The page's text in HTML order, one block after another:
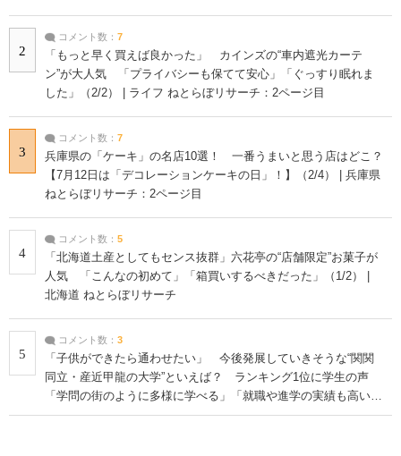
2
コメント数： 7
「もっと早く買えば良かった」 カインズの“車内遮光カーテ
ン”が大人気 「プライバシーも保てて安心」「ぐっすり眠れま
した」（2/2） | ライフ ねとらぼリサーチ：2ページ目
3
コメント数： 7
兵庫県の「ケーキ」の名店10選！ 一番うまいと思う店はどこ？
【7月12日は「デコレーションケーキの日」！】（2/4） | 兵庫県
ねとらぼリサーチ：2ページ目
4
コメント数： 5
「北海道土産としてもセンス抜群」六花亭の“店舗限定”お菓子が
人気 「こんなの初めて」「箱買いするべきだった」（1/2） |
北海道 ねとらぼリサーチ
5
コメント数： 3
「子供ができたら通わせたい」 今後発展していきそうな“関関
同立・産近甲龍の大学”といえば？ ランキング1位に学生の声
「学問の街のように多様に学べる」「就職や進学の実績も高い」
| 大学 ねとらぼリサーチ